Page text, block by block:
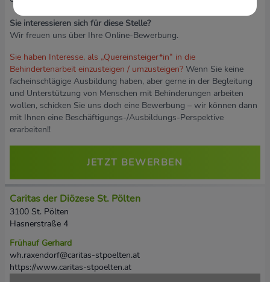
Sie interessieren sich für diese Stelle?
Wir freuen uns über Ihre Online-Bewerbung.
Sie haben Interesse, als „Quereinsteiger*in“ in die
Behindertenarbeit einzusteigen / umzusteigen? Wenn Sie keine
facheinschlägige Ausbildung haben, aber gerne in der Begleitung
und Unterstützung von Menschen mit Behinderungen arbeiten
wollen, schicken Sie uns doch eine Bewerbung – wir können dann
mit Ihnen eine Beschäftigungs-/Ausbildungs-Perspektive
erarbeiten!!
JETZT BEWERBEN
Caritas der Diözese St. Pölten
3100 St. Pölten
Hasnerstraße 4
Frühauf Gerhard
wh.raxendorf@caritas-stpoelten.at
https://www.caritas-stpoelten.at